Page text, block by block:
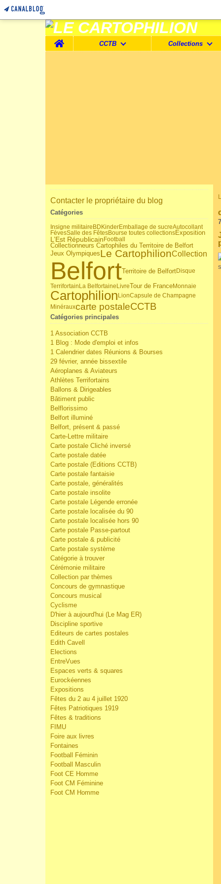
Home
CCTB Collections
Contacter le propriétaire du blog
Catégories
Insigne militaire BD KinderEmballage de sucreAutocollant
FèvesSalle des FêtesBourse toutes collectionsExposition
L’Est Républicain Football
Collectionneurs Cartophiles du Territoire de Belfort
Jeux OlympiquesLe CartophilionCollection
BelfortTerritoire de BelfortDisque
Terrifortain La Belfortaine LivreTour de FranceMonnaie
Cartophilion LionCapsule de Champagne
Minérauxcarte postaleCCTB
Catégories principales
1 Association CCTB
1 Blog : Mode d'emploi et infos
1 Calendrier dates Réunions & Bourses
29 février, année bissextile
Aéroplanes & Aviateurs
Athlètes Terrifortains
Ballons & Dirigeables
Bâtiment public
Belflorissimo
Belfort illuminé
Belfort, présent & passé
Carte-Lettre militaire
Carte postale Cliché inversé
Carte postale datée
Carte postale (Editions CCTB)
Carte postale fantaisie
Carte postale, généralités
Carte postale insolite
Carte postale Légende erronée
Carte postale localisée du 90
Carte postale localisée hors 90
Carte postale Passe-partout
Carte postale & publicité
Carte postale système
Catégorie à trouver
Cérémonie militaire
Collection par thèmes
Concours de gymnastique
Concours musical
Cyclisme
D'hier à aujourd'hui (Le Mag ER)
Discipline sportive
Editeurs de cartes postales
Edith Cavell
Elections
EntreVues
Espaces verts & squares
Eurockéennes
Expositions
Fêtes du 2 au 4 juillet 1920
Fêtes Patriotiques 1919
Fêtes & traditions
FIMU
Foire aux livres
Fontaines
Football Féminin
Football Masculin
Foot CE Homme
Foot CM Féminine
Foot CM Homme